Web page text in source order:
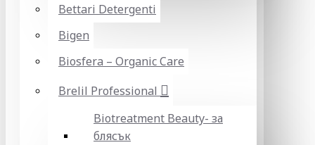
Bettari Detergenti
Bigen
Biosfera – Organic Care
Brelil Professional
Biotreatment Beauty- за
блясък